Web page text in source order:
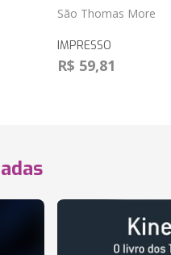
São Thomas More
IMPRESSO
R$ 59,81